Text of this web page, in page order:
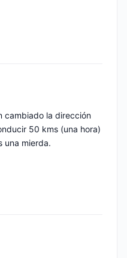
cambiado la dirección
50 kms (una hora)
una mierda.